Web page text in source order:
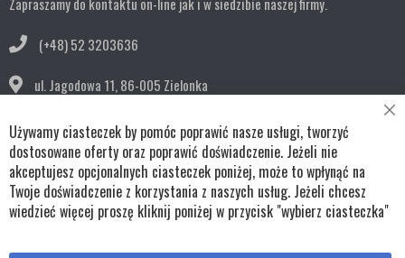
(+48) 52 3203636
ul. Jagodowa 11, 86-005 Zielonka
bok@remko.pl
OBSERWUJ NAS
Copyright © wszystkie prawa zastrzeżone TKL Progress
Używamy ciasteczek by pomóc poprawić nasze usługi, tworzyć
dostosowane oferty oraz poprawić doświadczenie. Jeżeli nie
akceptujesz opcjonalnych ciasteczek poniżej, może to wpłynąć na
Twoje doświadczenie z korzystania z naszych usług. Jeżeli chcesz
wiedzieć więcej proszę kliknij poniżej w przycisk "wybierz ciasteczka"